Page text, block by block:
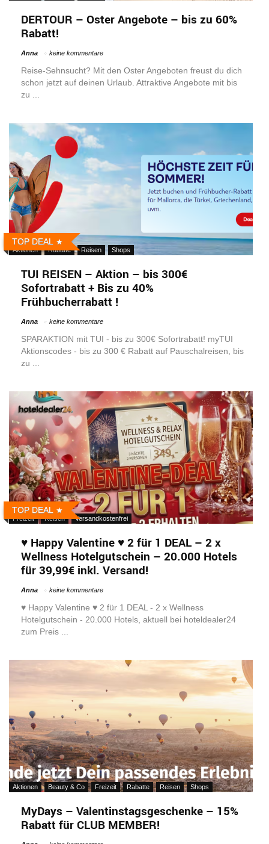
DERTOUR – Oster Angebote – bis zu 60%
Rabatt!
Anna keine kommentare
Reise-Sehnsucht? Mit den Oster Angeboten freust du dich
schon jetzt auf deinen Urlaub. Attraktive Angebote mit bis
zu ...
TOP DEAL
Aktionen Rabatte Reisen Shops
TUI REISEN – Aktion – bis 300€
Sofortrabatt + Bis zu 40%
Frühbucherrabatt !
Anna keine kommentare
SPARAKTION mit TUI - bis zu 300€ Sofortrabatt! myTUI
Aktionscodes - bis zu 300 € Rabatt auf Pauschalreisen, bis
zu ...
TOP DEAL
Freizeit Reisen Versandkostenfrei
♥ Happy Valentine ♥ 2 für 1 DEAL – 2 x
Wellness Hotelgutschein – 20.000 Hotels
für 39,99€ inkl. Versand!
Anna keine kommentare
♥ Happy Valentine ♥ 2 für 1 DEAL - 2 x Wellness
Hotelgutschein - 20.000 Hotels, aktuell bei hoteldealer24
zum Preis ...
Aktionen Beauty & Co Freizeit Rabatte Reisen Shops
MyDays – Valentinstagsgeschenke – 15%
Rabatt für CLUB MEMBER!